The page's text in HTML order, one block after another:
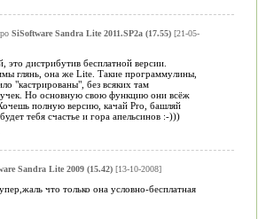
SiSoftware Sandra Lite 2011.SP2a (17.55)[21-05-
это дистрибутив бесплатной версии.
глянь, она же Lite. Такие программулины,
"кастрированы", без всяких там
Но основную свою функцию они всёж
полную версию, качай Pro, башляй
тебя счастье и гора апельсинов :-)))
Sandra Lite 2009 (15.42)[13-10-2008]
что только она условно-бесплатная